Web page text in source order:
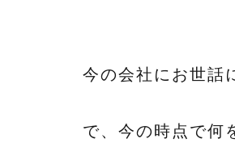
今の会社にお世話
で、今の時点で何